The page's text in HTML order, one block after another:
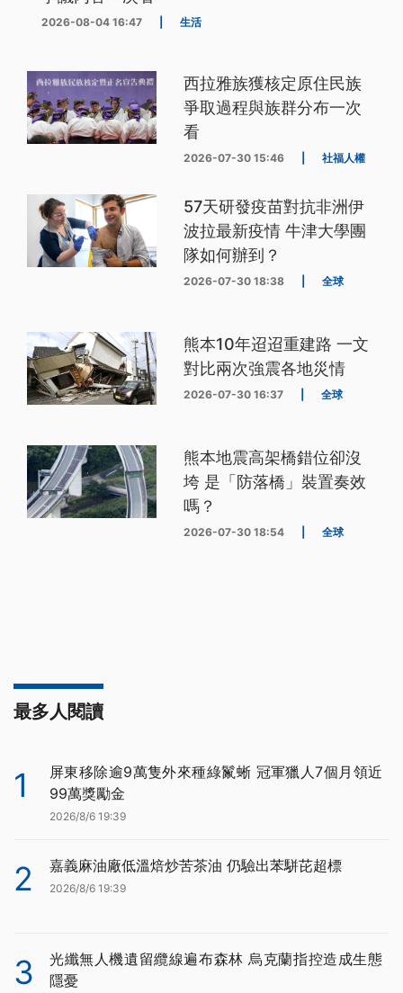
2026-08-04 16:47 生活
西拉雅族獲核定原住民族
爭取過程與族群分布一次
看
2026-07-30 15:46 社福人權
57天研發疫苗對抗非洲伊
波拉最新疫情 牛津大學團
隊如何辦到？
2026-07-30 18:38 全球
熊本10年迢迢重建路 一文
對比兩次強震各地災情
2026-07-30 16:37 全球
熊本地震高架橋錯位卻沒
垮 是「防落橋」裝置奏效
嗎？
2026-07-30 18:54 全球
最多人閱讀
1
屏東移除逾9萬隻外來種綠鬣蜥 冠軍獵人7個月領近
99萬獎勵金
2026/8/6 19:39
2 嘉義麻油廠低溫焙炒苦茶油 仍驗出苯駢芘超標
2026/8/6 19:39
3
光纖無人機遺留纜線遍布森林 烏克蘭指控造成生態
隱憂